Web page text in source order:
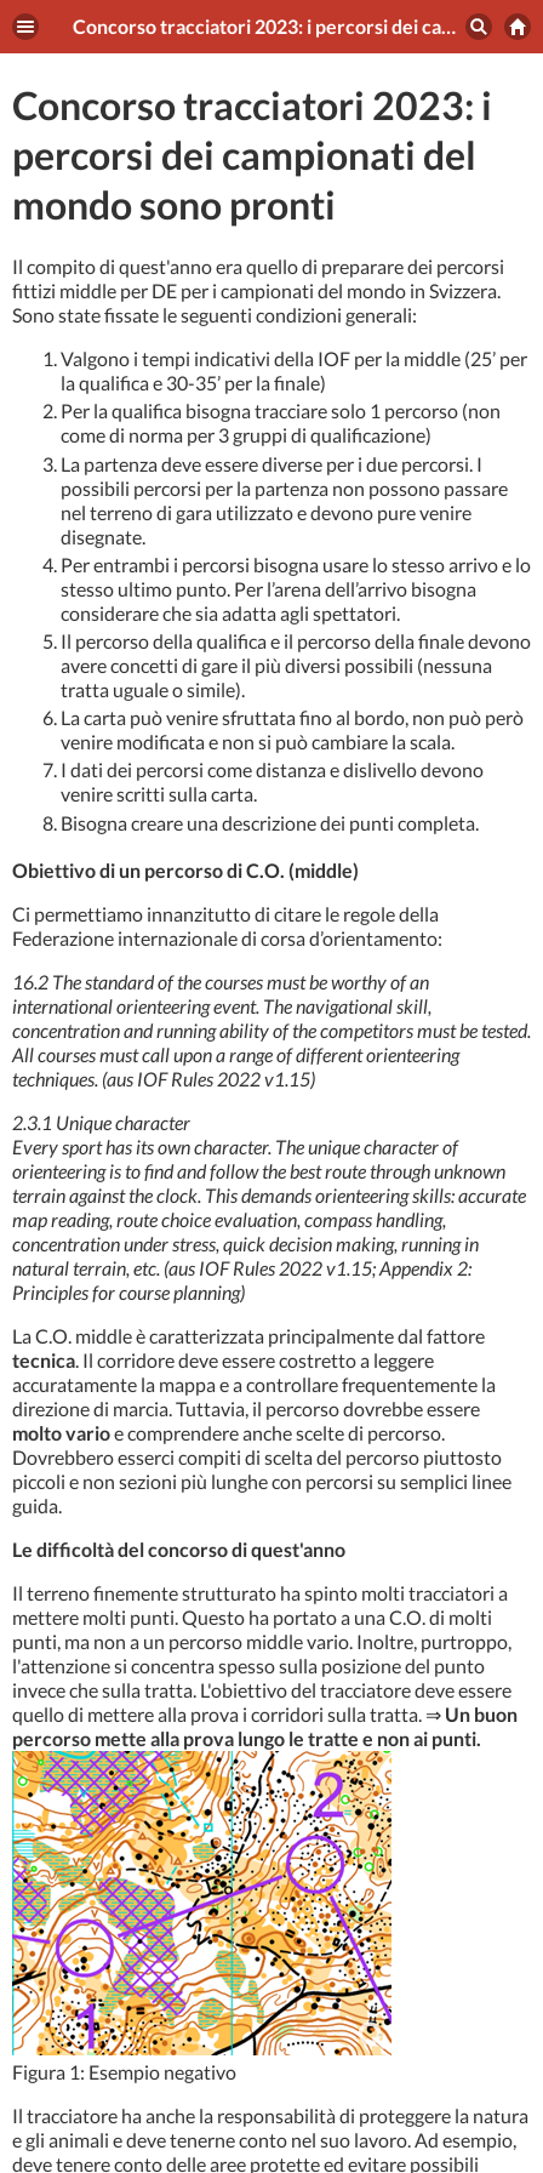
Concorso tracciatori 2023: i percorsi dei campionati del mondo sono pronti
Concorso tracciatori 2023: i
percorsi dei campionati del
mondo sono pronti
Il compito di quest'anno era quello di preparare dei percorsi
fittizi middle per DE per i campionati del mondo in Svizzera.
Sono state fissate le seguenti condizioni generali:
Valgono i tempi indicativi della IOF per la middle (25’ per
la qualifica e 30-35’ per la finale)
Per la qualifica bisogna tracciare solo 1 percorso (non
come di norma per 3 gruppi di qualificazione)
La partenza deve essere diverse per i due percorsi. I
possibili percorsi per la partenza non possono passare
nel terreno di gara utilizzato e devono pure venire
disegnate.
Per entrambi i percorsi bisogna usare lo stesso arrivo e lo
stesso ultimo punto. Per l’arena dell’arrivo bisogna
considerare che sia adatta agli spettatori.
Il percorso della qualifica e il percorso della finale devono
avere concetti di gare il più diversi possibili (nessuna
tratta uguale o simile).
La carta può venire sfruttata fino al bordo, non può però
venire modificata e non si può cambiare la scala.
I dati dei percorsi come distanza e dislivello devono
venire scritti sulla carta.
Bisogna creare una descrizione dei punti completa.
Obiettivo di un percorso di C.O. (middle)
Ci permettiamo innanzitutto di citare le regole della
Federazione internazionale di corsa d’orientamento:
16.2 The standard of the courses must be worthy of an
international orienteering event. The navigational skill,
concentration and running ability of the competitors must be tested.
All courses must call upon a range of different orienteering
techniques. (aus IOF Rules 2022 v1.15)
2.3.1 Unique character
Every sport has its own character. The unique character of
orienteering is to find and follow the best route through unknown
terrain against the clock. This demands orienteering skills: accurate
map reading, route choice evaluation, compass handling,
concentration under stress, quick decision making, running in
natural terrain, etc. (aus IOF Rules 2022 v1.15; Appendix 2:
Principles for course planning)
La C.O. middle è caratterizzata principalmente dal fattore
tecnica . Il corridore deve essere costretto a leggere
accuratamente la mappa e a controllare frequentemente la
direzione di marcia. Tuttavia, il percorso dovrebbe essere
molto varioe comprendere anche scelte di percorso.
Dovrebbero esserci compiti di scelta del percorso piuttosto
piccoli e non sezioni più lunghe con percorsi su semplici linee
guida.
Le difficoltà del concorso di quest'anno
Il terreno finemente strutturato ha spinto molti tracciatori a
mettere molti punti. Questo ha portato a una C.O. di molti
punti, ma non a un percorso middle vario. Inoltre, purtroppo,
l'attenzione si concentra spesso sulla posizione del punto
invece che sulla tratta. L'obiettivo del tracciatore deve essere
quello di mettere alla prova i corridori sulla tratta. ⇒ Un buon
percorso mette alla prova lungo le tratte e non ai punti.
Figura 1: Esempio negativo
Il tracciatore ha anche la responsabilità di proteggere la natura
e gli animali e deve tenerne conto nel suo lavoro. Ad esempio,
deve tenere conto delle aree protette ed evitare possibili